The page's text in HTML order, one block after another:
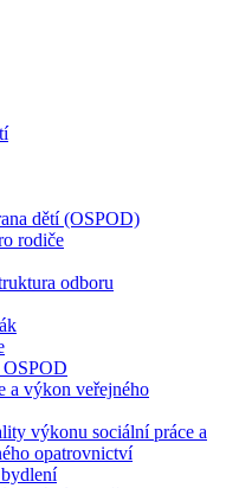
dětí (OSPOD)
rodiče
odboru
OSPOD
a výkon veřejného
výkonu sociální práce a
opatrovnictví